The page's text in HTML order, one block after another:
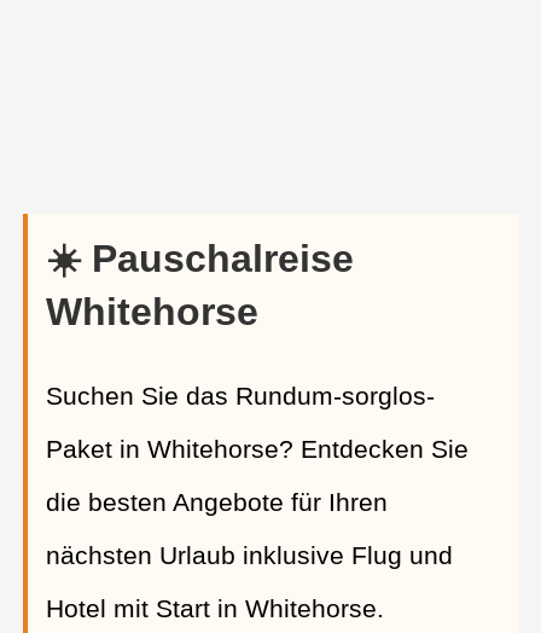
☀️ Pauschalreise
Whitehorse
Suchen Sie das Rundum-sorglos-
Paket in Whitehorse? Entdecken Sie
die besten Angebote für Ihren
nächsten Urlaub inklusive Flug und
Hotel mit Start in Whitehorse.